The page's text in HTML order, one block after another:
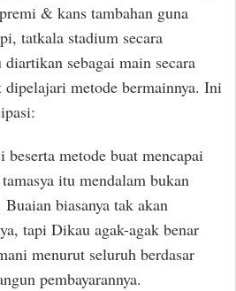
& kans tambahan guna
tatkala stadium secara
sebagai main secara
dipelajari metode bermainnya. Ini
metode buat mencapai
itu mendalam bukan
biasanya tak akan
tapi Dikau agak-agak benar
menurut seluruh berdasar
pembayarannya.